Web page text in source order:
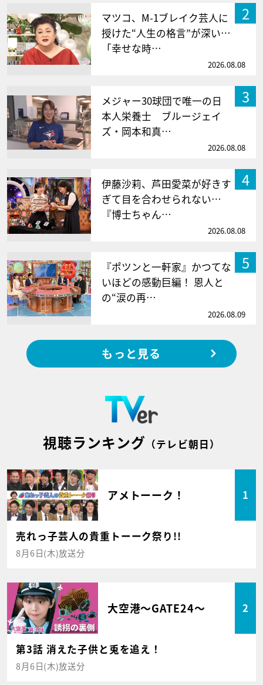
2
マツコ、M-1ブレイク芸人に
授けた“人生の格言”が深い…
「幸せな時…
2026.08.08
3
メジャー30球団で唯一の日
本人栄養士 ブルージェイ
ズ・岡本和真…
2026.08.08
4
伊藤沙莉、芦田愛菜が好きす
ぎて目を合わせられない…
『博士ちゃん…
2026.08.08
5
『ポツンと一軒家』かつてな
いほどの感動巨編！ 恩人と
の“涙の再…
2026.08.09
もっと見る
視聴ランキング （テレビ朝日）
アメトーーク！ 1
売れっ子芸人の貴重トーーク祭り!!
8月6日(木)放送分
大空港～GATE24～ 2
第3話 消えた子供と兎を追え！
8月6日(木)放送分